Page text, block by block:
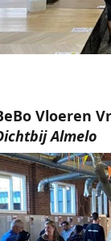
Vloeren
Almelo